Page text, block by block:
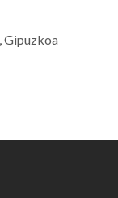
Gipuzkoa